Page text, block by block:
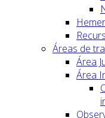
Áreas de
Área
Área